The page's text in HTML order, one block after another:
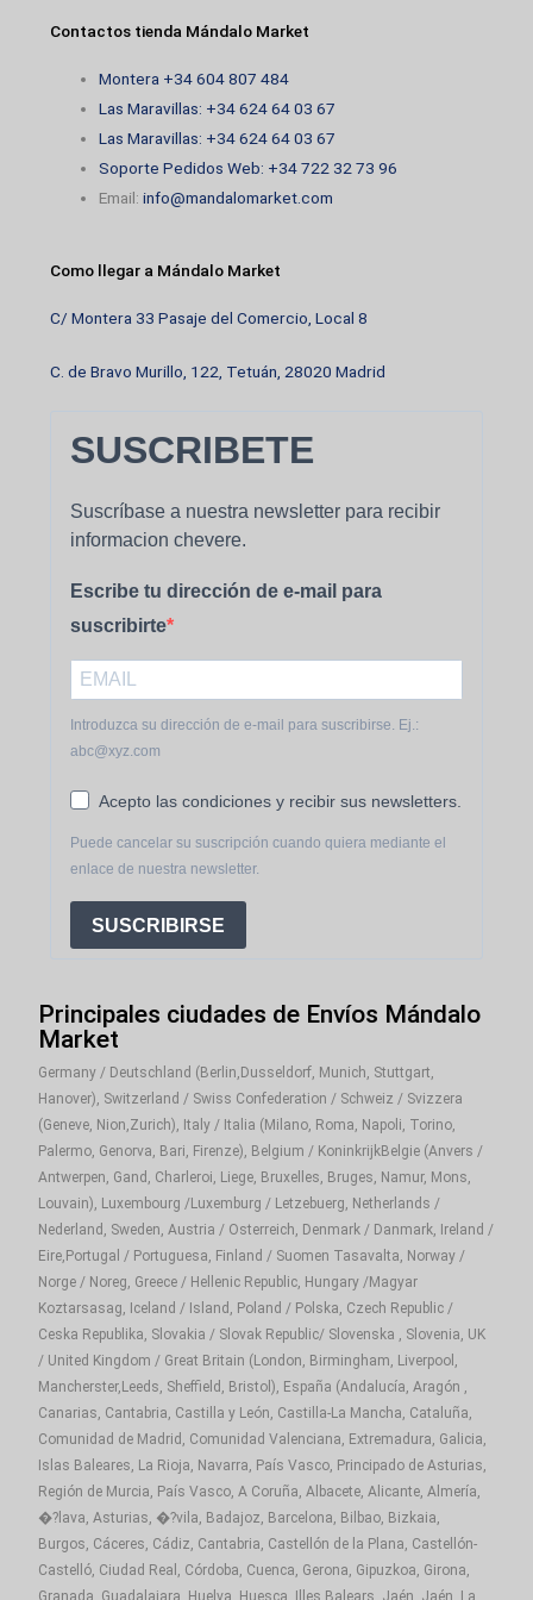
Contactos tienda Mándalo Market
Montera +34 604 807 484
Las Maravillas: +34 624 64 03 67
Las Maravillas: +34 624 64 03 67
Soporte Pedidos Web: +34 722 32 73 96
Email:info@mandalomarket.com
Como llegar a Mándalo Market
C/ Montera 33 Pasaje del Comercio, Local 8
C. de Bravo Murillo, 122, Tetuán, 28020 Madrid
SUSCRIBETE
Suscríbase a nuestra newsletter para recibir
informacion chevere.
Escribe tu dirección de e-mail para
suscribirte
Introduzca su dirección de e-mail para suscribirse. Ej.:
abc@xyz.com
Acepto las condiciones y recibir sus newsletters.
Puede cancelar su suscripción cuando quiera mediante el
enlace de nuestra newsletter.
SUSCRIBIRSE
Principales ciudades de Envíos Mándalo
Market
Germany / Deutschland (Berlin,Dusseldorf, Munich, Stuttgart,
Hanover), Switzerland / Swiss Confederation / Schweiz / Svizzera
(Geneve, Nion,Zurich), Italy / Italia (Milano, Roma, Napoli, Torino,
Palermo, Genorva, Bari, Firenze), Belgium / KoninkrijkBelgie (Anvers /
Antwerpen, Gand, Charleroi, Liege, Bruxelles, Bruges, Namur, Mons,
Louvain), Luxembourg /Luxemburg / Letzebuerg, Netherlands /
Nederland, Sweden, Austria / Osterreich, Denmark / Danmark, Ireland /
Eire,Portugal / Portuguesa, Finland / Suomen Tasavalta, Norway /
Norge / Noreg, Greece / Hellenic Republic, Hungary /Magyar
Koztarsasag, Iceland / Island, Poland / Polska, Czech Republic /
Ceska Republika, Slovakia / Slovak Republic/ Slovenska , Slovenia, UK
/ United Kingdom / Great Britain (London, Birmingham, Liverpool,
Mancherster,Leeds, Sheffield, Bristol), España (Andalucía, Aragón ,
Canarias, Cantabria, Castilla y León, Castilla-La Mancha, Cataluña,
Comunidad de Madrid, Comunidad Valenciana, Extremadura, Galicia,
Islas Baleares, La Rioja, Navarra, País Vasco, Principado de Asturias,
Región de Murcia, País Vasco, A Coruña, Albacete, Alicante, Almería,
�?lava, Asturias, �?vila, Badajoz, Barcelona, Bilbao, Bizkaia,
Burgos, Cáceres, Cádiz, Cantabria, Castellón de la Plana, Castellón-
Castelló, Ciudad Real, Córdoba, Cuenca, Gerona, Gipuzkoa, Girona,
Granada, Guadalajara, Huelva, Huesca, Illes Balears, Jaén, Jaén, La